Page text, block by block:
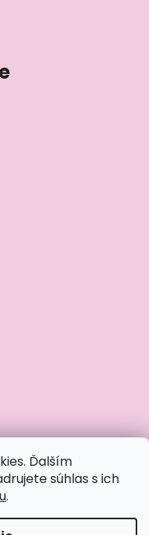
Ďalším
súhlas s ich
.
opýtať?